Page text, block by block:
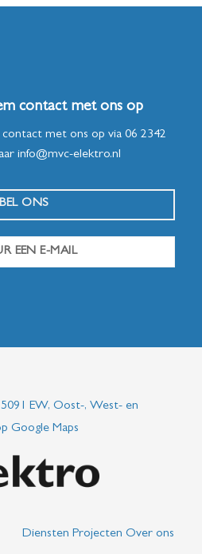
contact met ons op
met ons op via 06 2342
info@mvc-elektro.nl
BEL ONS
EEN E-MAIL
EW, Oost-, West- en
Google Maps
Diensten Projecten Over ons